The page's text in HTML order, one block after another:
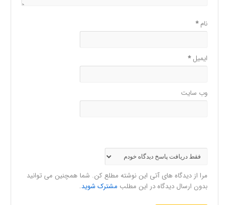
نام*
ایمیل*
وب‌ سایت
مرا از دیدگاه های آتی این نوشته مطلع کن. شما همچنین می توانید
بدون ارسال دیدگاه در این مطلب مشترک شوید.